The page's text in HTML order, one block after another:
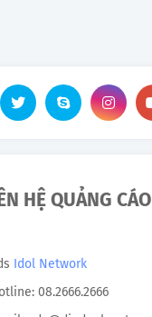
HỆ QUẢNG CÁO
Idol Network
08.2666.2666